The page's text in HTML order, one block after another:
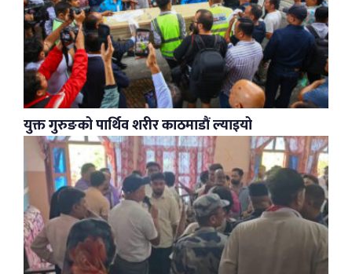
युक्त गुरुङको पार्थिव शरीर काठमाडौं ल्याइयो